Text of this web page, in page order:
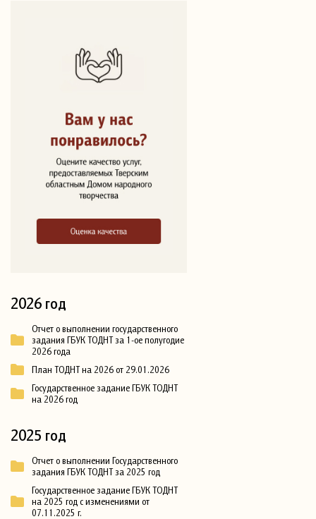
2026 год
Отчет о выполнении государственного
задания ГБУК ТОДНТ за 1-ое полугодие
2026 года
План ТОДНТ на 2026 от 29.01.2026
Государственное задание ГБУК ТОДНТ
на 2026 год
2025 год
Отчет о выполнении Государственного
задания ГБУК ТОДНТ за 2025 год
Государственное задание ГБУК ТОДНТ
на 2025 год с изменениями от
07.11.2025 г.